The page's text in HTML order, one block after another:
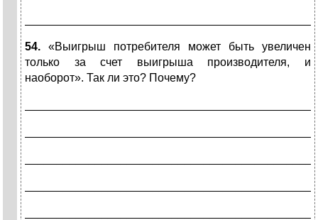
54. «Выигрыш потребителя может быть увеличен
только за счет выигрыша производителя, и
наоборот». Так ли это? Почему?